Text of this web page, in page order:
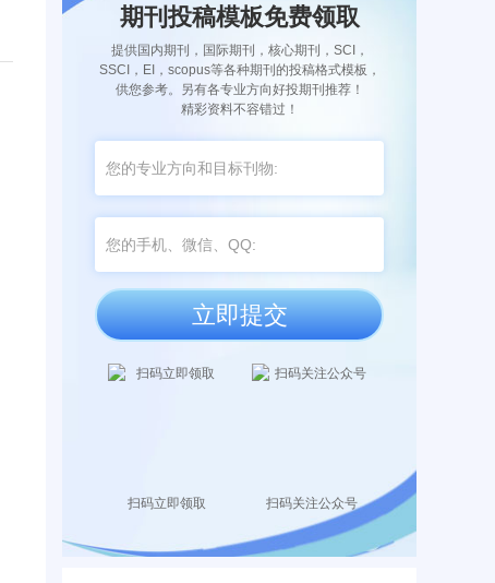
期刊投稿模板免费领取
提供国内期刊，国际期刊，核心期刊，SCI，
SSCI，EI，scopus等各种期刊的投稿格式模板，
供您参考。另有各专业方向好投期刊推荐！
精彩资料不容错过！
立即提交
扫码立即领取 扫码关注公众号